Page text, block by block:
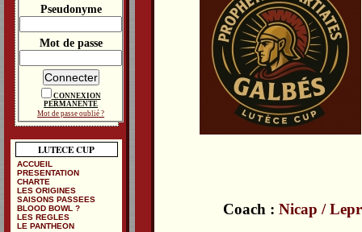
Coach : Nicap /
Pseudonyme
Mot de passe
CONNEXION
PERMANENTE
Mot de passe oublié ?
LUTECE CUP
ACCUEIL
PRESENTATION
CHARTE
LES ORIGINES
SAISONS PASSEES
BLOOD BOWL ?
LES REGLES
LE PANTHEON